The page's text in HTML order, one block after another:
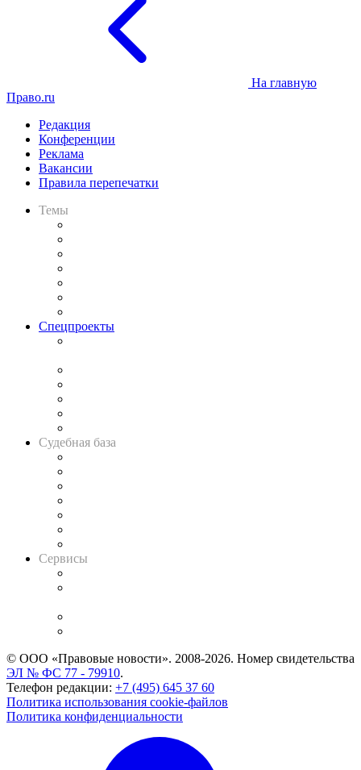
На главную
Право.ru
Редакция
Конференции
Реклама
Вакансии
Правила перепечатки
Темы
Спецпроекты
Судебная база
Сервисы
© ООО «Правовые новости». 2008-2026. Номер свидетельства
ЭЛ № ФС 77 - 79910.
Телефон редакции: +7 (495) 645 37 60
Политика использования cookie-файлов
Политика конфиденциальности